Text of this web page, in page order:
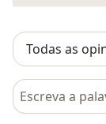
Pesquisar em